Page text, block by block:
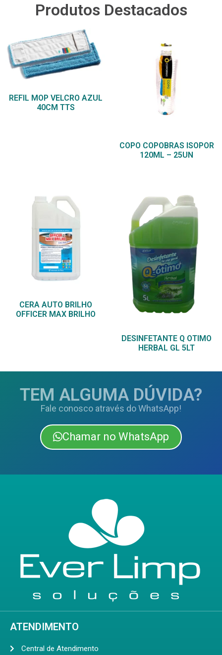
Produtos Destacados
REFIL MOP VELCRO AZUL
40CM TTS
COPO COPOBRAS ISOPOR
120ML – 25UN
CERA AUTO BRILHO
OFFICER MAX BRILHO
DESINFETANTE Q OTIMO
HERBAL GL 5LT
TEM ALGUMA DÚVIDA?
Fale conosco através do WhatsApp!
Chamar no WhatsApp
ATENDIMENTO
Central de Atendimento